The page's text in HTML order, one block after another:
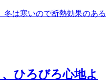
冬は寒いので断熱効果のある
ひろびろ心地よ